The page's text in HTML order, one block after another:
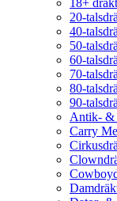
18+
20-
40-
50-
60-
70-
80-
90-
Antik- &
Carry